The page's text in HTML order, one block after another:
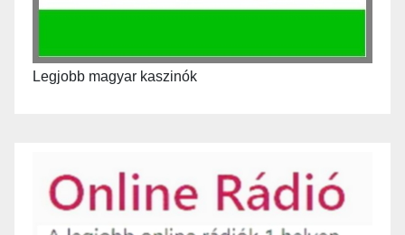
Legjobb magyar kaszinók